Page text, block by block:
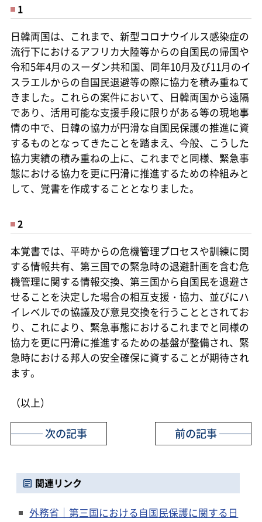
1
日韓両国は、これまで、新型コロナウイルス感染症の
流行下におけるアフリカ大陸等からの自国民の帰国や
令和5年4月のスーダン共和国、同年10月及び11月のイ
スラエルからの自国民退避等の際に協力を積み重ねて
きました。これらの案件において、日韓両国から遠隔
であり、活用可能な支援手段に限りがある等の現地事
情の中で、日韓の協力が円滑な自国民保護の推進に資
するものとなってきたことを踏まえ、今般、こうした
協力実績の積み重ねの上に、これまでと同様、緊急事
態における協力を更に円滑に推進するための枠組みと
して、覚書を作成することとなりました。
2
本覚書では、平時からの危機管理プロセスや訓練に関
する情報共有、第三国での緊急時の退避計画を含む危
機管理に関する情報交換、第三国から自国民を退避さ
せることを決定した場合の相互支援・協力、並びにハ
イレベルでの協議及び意見交換を行うこととされてお
り、これにより、緊急事態におけるこれまでと同様の
協力を更に円滑に推進するための基盤が整備され、緊
急時における邦人の安全確保に資することが期待され
ます。
（以上）
前の記事
次の記事
関連リンク
外務省｜第三国における自国民保護に関する日